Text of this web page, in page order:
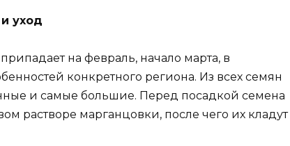
уход
на февраль, начало марта, в
конкретного региона. Из всех семян
и самые большие. Перед посадкой семена
растворе марганцовки, после чего их кладут